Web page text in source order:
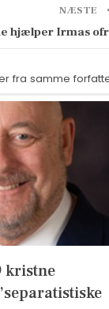
NÆSTE
hjælper Irmas
fra samme
kristne